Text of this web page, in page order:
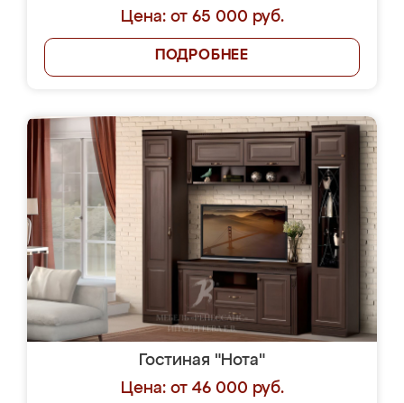
Цена: от 65 000 руб.
ПОДРОБНЕЕ
Гостиная "Нота"
Цена: от 46 000 руб.